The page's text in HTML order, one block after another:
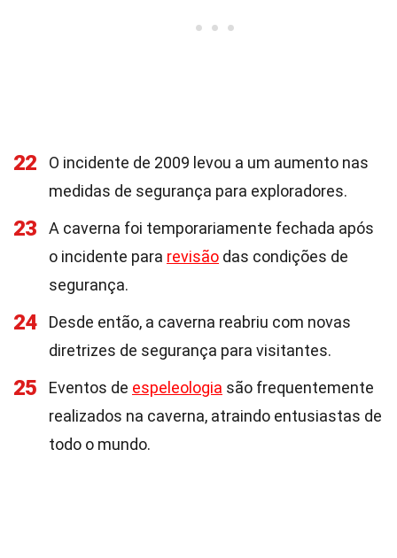
22
O incidente de 2009 levou a um aumento nas
medidas de segurança para exploradores.
23
A caverna foi temporariamente fechada após
o incidente para revisão das condições de
segurança.
24
Desde então, a caverna reabriu com novas
diretrizes de segurança para visitantes.
25 Eventos de espeleologia são frequentemente
realizados na caverna, atraindo entusiastas de
todo o mundo.